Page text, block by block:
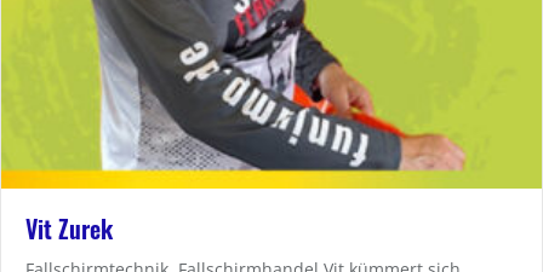
Vit Zurek